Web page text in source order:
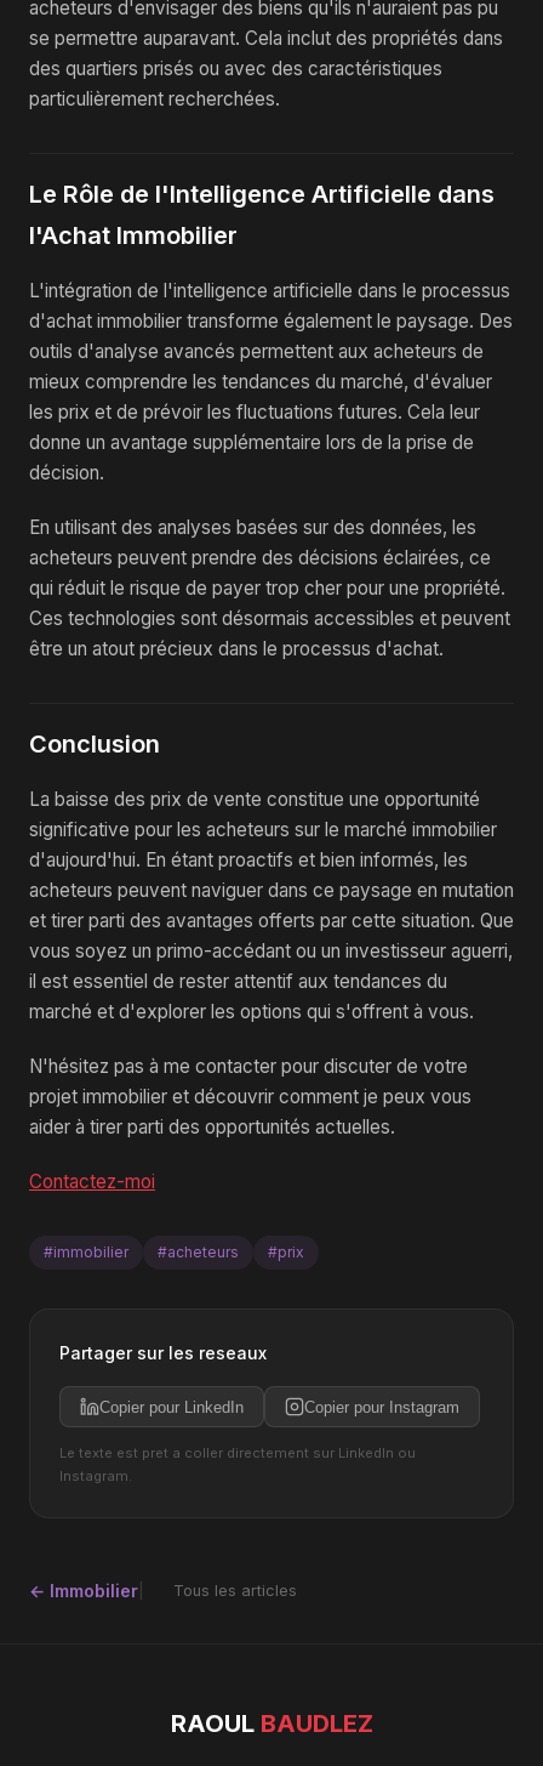
acheteurs d'envisager des biens qu'ils n'auraient pas pu
se permettre auparavant. Cela inclut des propriétés dans
des quartiers prisés ou avec des caractéristiques
particulièrement recherchées.
Le Rôle de l'Intelligence Artificielle dans
l'Achat Immobilier
L'intégration de l'intelligence artificielle dans le processus
d'achat immobilier transforme également le paysage. Des
outils d'analyse avancés permettent aux acheteurs de
mieux comprendre les tendances du marché, d'évaluer
les prix et de prévoir les fluctuations futures. Cela leur
donne un avantage supplémentaire lors de la prise de
décision.
En utilisant des analyses basées sur des données, les
acheteurs peuvent prendre des décisions éclairées, ce
qui réduit le risque de payer trop cher pour une propriété.
Ces technologies sont désormais accessibles et peuvent
être un atout précieux dans le processus d'achat.
Conclusion
La baisse des prix de vente constitue une opportunité
significative pour les acheteurs sur le marché immobilier
d'aujourd'hui. En étant proactifs et bien informés, les
acheteurs peuvent naviguer dans ce paysage en mutation
et tirer parti des avantages offerts par cette situation. Que
vous soyez un primo-accédant ou un investisseur aguerri,
il est essentiel de rester attentif aux tendances du
marché et d'explorer les options qui s'offrent à vous.
N'hésitez pas à me contacter pour discuter de votre
projet immobilier et découvrir comment je peux vous
aider à tirer parti des opportunités actuelles.
Contactez-moi
#immobilier #acheteurs #prix
Partager sur les reseaux
Copier pour LinkedIn Copier pour Instagram
Le texte est pret a coller directement sur LinkedIn ou
Instagram.
← Immobilier Tous les articles
RAOUL BAUDLEZ